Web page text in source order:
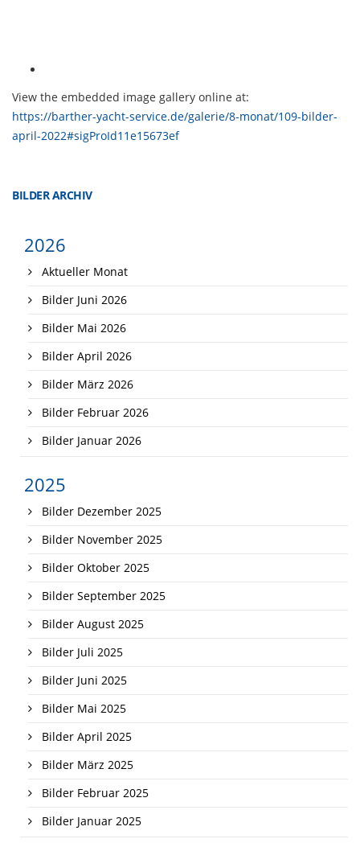
View the embedded image gallery online at:
https://barther-yacht-service.de/galerie/8-monat/109-bilder-
april-2022#sigProId11e15673ef
BILDER ARCHIV
2026
Aktueller Monat
Bilder Juni 2026
Bilder Mai 2026
Bilder April 2026
Bilder März 2026
Bilder Februar 2026
Bilder Januar 2026
2025
Bilder Dezember 2025
Bilder November 2025
Bilder Oktober 2025
Bilder September 2025
Bilder August 2025
Bilder Juli 2025
Bilder Juni 2025
Bilder Mai 2025
Bilder April 2025
Bilder März 2025
Bilder Februar 2025
Bilder Januar 2025